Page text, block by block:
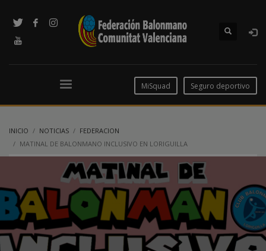
MiSquad Seguro deportivo
INICIO NOTICIAS
FEDERACION
MATINAL DE BALONMANO INCLUSIVO EN LORIGUILLA